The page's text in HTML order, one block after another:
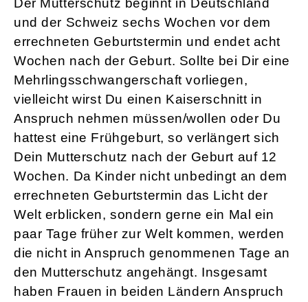
Der Mutterschutz beginnt in Deutschland
und der Schweiz sechs Wochen vor dem
errechneten Geburtstermin und endet acht
Wochen nach der Geburt. Sollte bei Dir eine
Mehrlingsschwangerschaft vorliegen,
vielleicht wirst Du einen Kaiserschnitt in
Anspruch nehmen müssen/wollen oder Du
hattest eine Frühgeburt, so verlängert sich
Dein Mutterschutz nach der Geburt auf 12
Wochen. Da Kinder nicht unbedingt an dem
errechneten Geburtstermin das Licht der
Welt erblicken, sondern gerne ein Mal ein
paar Tage früher zur Welt kommen, werden
die nicht in Anspruch genommenen Tage an
den Mutterschutz angehängt. Insgesamt
haben Frauen in beiden Ländern Anspruch